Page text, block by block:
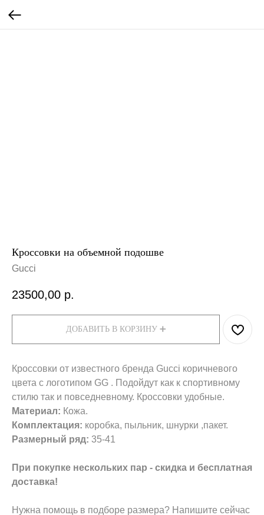
Кроссовки на объемной подошве
Gucci
23500,00 р.
ДОБАВИТЬ В КОРЗИНУ ➕
Кроссовки от известного бренда Gucci коричневого
цвета с логотипом GG . Подойдут как к спортивному
стилю так и повседневному. Кроссовки удобные.
Материал: Кожа.
Комплектация: коробка, пыльник, шнурки ,пакет.
Размерный ряд: 35-41
При покупке нескольких пар - скидка и бесплатная
доставка!
Нужна помощь в подборе размера? Напишите сейчас